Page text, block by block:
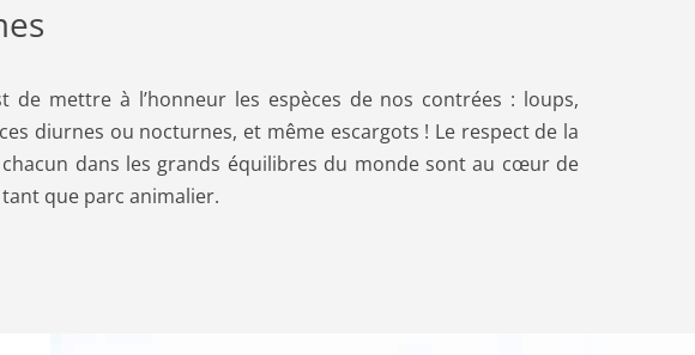
de mettre à l’honneur les espèces de nos contrées : loups,
diurnes ou nocturnes, et même escargots ! Le respect de la
dans les grands équilibres du monde sont au cœur de
que parc animalier.